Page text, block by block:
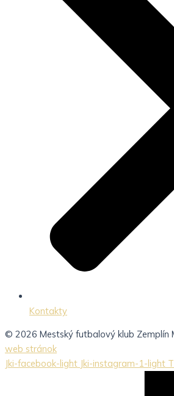
Kontakty
© 2026 Mestský futbalový klub Zemplín
web stránok
Jki-facebook-light Jki-instagram-1-light